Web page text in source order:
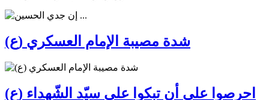
شدة مصيبة الإمام العسكري (ع)
احرصوا على أن تبكوا على سيّد الشّهداء (ع)